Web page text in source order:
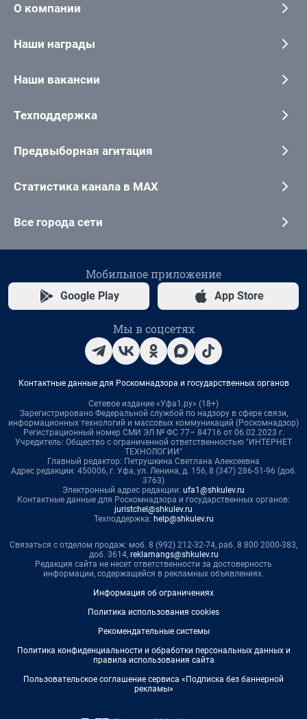
О компании
Наши награды
Наши вакансии
Техподдержка
Предвыборная агитация
Статистика канала в MAX
Все города сети
Мобильное приложение
Google Play App Store
Мы в соцсетях
Контактные данные для Роскомнадзора и государственных органов
Сетевое издание «Уфа1.ру» (18+)
Зарегистрировано Федеральной службой по надзору в сфере связи,
информационных технологий и массовых коммуникаций (Роскомнадзор)
Регистрационный номер СМИ ЭЛ № ФС 77– 84716 от 06.02.2023 г.
Учредитель: Общество с ограниченной ответственностью "ИНТЕРНЕТ
ТЕХНОЛОГИИ"
Главный редактор: Петрушкина Светлана Алексеевна
Адрес редакции: 450006, г. Уфа, ул. Ленина, д. 156, 8 (347) 286-51-96 (доб.
3763)
Электронный адрес редакции: ufa1@shkulev.ru
Контактные данные для Роскомнадзора и государственных органов:
juristchel@shkulev.ru
Техподдержка: help@shkulev.ru
Связаться с отделом продаж: моб. 8 (992) 212-32-74, раб. 8 800 2000-383,
доб. 3614, reklamangs@shkulev.ru
Редакция сайта не несет ответственности за достоверность
информации, содержащейся в рекламных объявлениях.
Информация об ограничениях
Политика использования cookies
Рекомендательные системы
Политика конфиденциальности и обработки персональных данных и
правила использования сайта
Пользовательское соглашение сервиса «Подписка без баннерной
рекламы»